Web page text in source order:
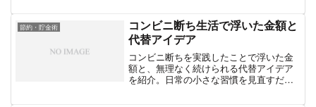
節約・貯金術
コンビニ断ち生活で浮いた金額と
代替アイデア
コンビニ断ちを実践したことで浮いた金
額と、無理なく続けられる代替アイデア
を紹介。日常の小さな習慣を見直すだけ